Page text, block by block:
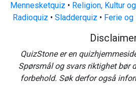
Mennesketquiz • Religion, Kultur
Radioquiz • Sladderquiz • Ferie og
QuizStone er en
Spørsmål og svars riktighet bør
forbehold. Søk derfor også